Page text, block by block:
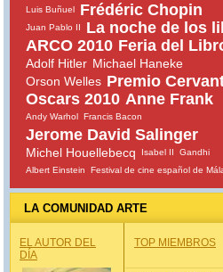
Luis Buñuel
Frédéric Chopin
Juan Pablo II
La noche de los
ARCO 2010 Feria del
Adolf Hitler Michael Haneke
Orson Welles Premio
Oscars 2010 Anne Frank
Andy Warhol Francis Bacon
Jerome David Salinger
Michel Houellebecq Isabel II
Gandhi
Albert Einstein
Festival de cine español de
LA COMUNIDAD ARTE
EL AUTOR DEL
DÍA
TOP MIEMBROS